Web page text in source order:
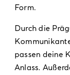
Form.
Durch die
passen deine
Anlass.